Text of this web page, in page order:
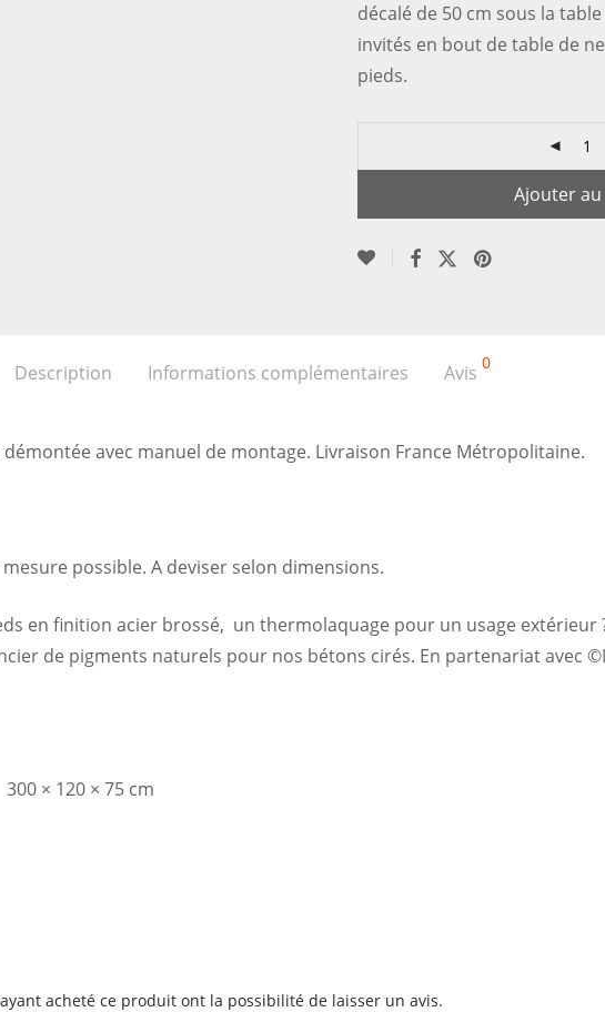
décalé de 50 cm sous la
invités en bout de table de
pieds.
Ajouter
Description Informations complémentaires Avis 0
avec manuel de montage. Livraison France Métropolitaine.
mesure possible. A deviser selon dimensions.
en finition acier brossé, un thermolaquage pour un usage extérieur
de pigments naturels pour nos bétons cirés. En partenariat avec
300 × 120 × 75 cm
acheté ce produit ont la possibilité de laisser un avis.